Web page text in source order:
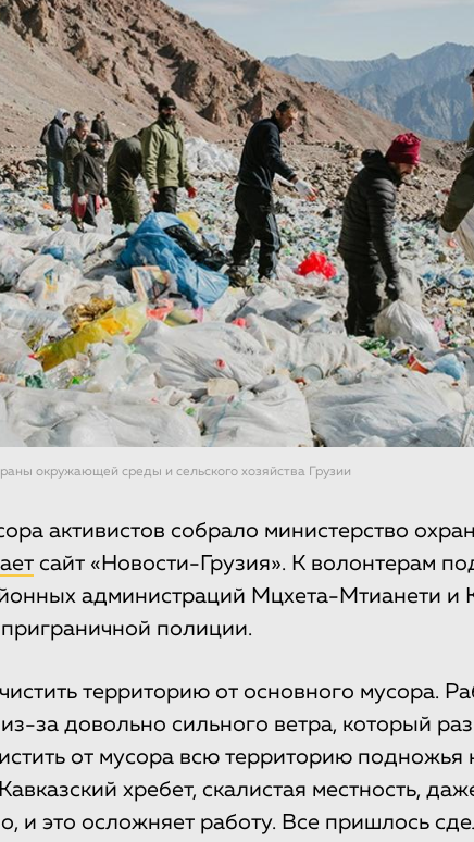
окружающей среды и сельского хозяйства Грузии
активистов собрало министерство
сайт «Новости-Грузия». К волонтерам
администраций Мцхета-Мтианети и
полиции.
территорию от основного мусора.
за довольно сильного ветра, который
от мусора всю территорию подножья
хребет, скалистая местность,
и это осложняет работу. Все пришлось